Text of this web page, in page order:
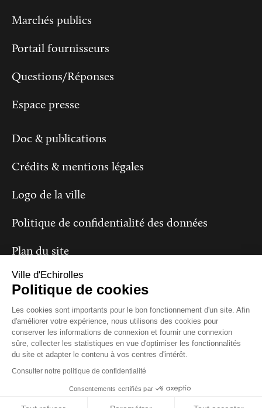
Marchés publics
Portail fournisseurs
Questions/Réponses
Espace presse
Doc & publications
Crédits & mentions légales
Logo de la ville
Politique de confidentialité des données
Plan du site
Suivez-nous
Ville d'Echirolles
Politique de cookies
Les cookies sont importants pour le bon fonctionnement d'un site. Afin
d'améliorer votre expérience, nous utilisons des cookies pour
conserver les informations de connexion et fournir une connexion
sûre, collecter les statistiques en vue d'optimiser les fonctionnalités
du site et adapter le contenu à vos centres d'intérêt.
Consulter notre politique de confidentialité
Consentements certifiés par